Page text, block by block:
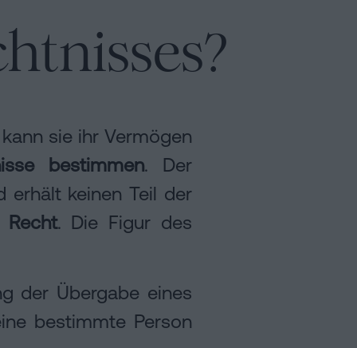
sie ihr Vermögen
bestimmen. Der
erhält keinen Teil der
. Die Figur des
der Übergabe eines
bestimmte Person